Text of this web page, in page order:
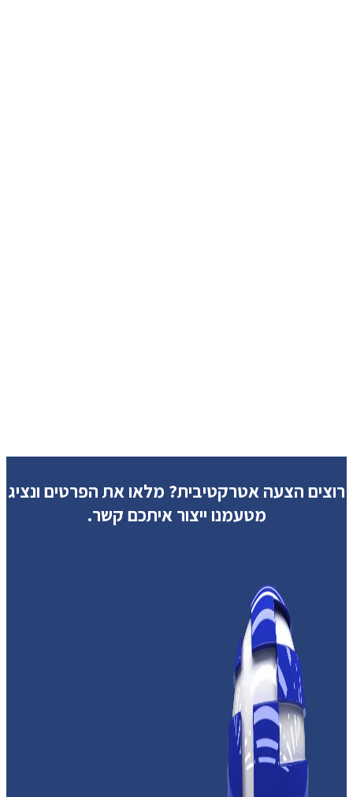
רוצים הצעה אטרקטיבית? מלאו את הפרטים ונציג
מטעמנו ייצור איתכם קשר.